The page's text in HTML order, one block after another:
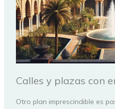
Calles y plazas con
Otro plan imprescindible es